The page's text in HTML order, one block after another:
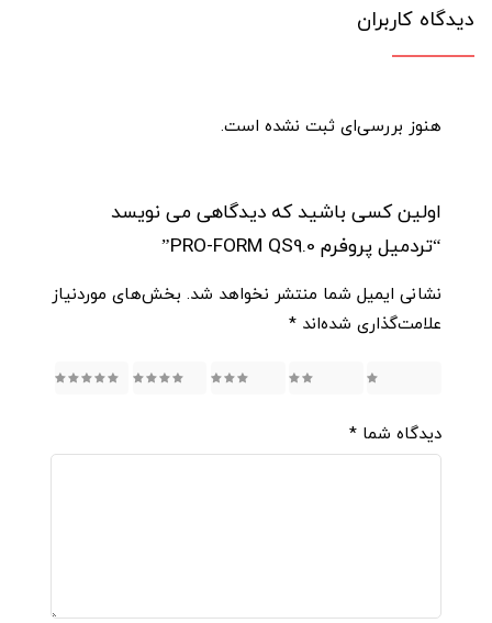
دیدگاه کاربران
هنوز بررسی‌ای ثبت نشده است.
اولین کسی باشید که دیدگاهی می نویسد
“تردمیل پروفرم PRO-FORM QS9.0”
نشانی ایمیل شما منتشر نخواهد شد. بخش‌های موردنیاز
علامت‌گذاری شده‌اند *
5
دیدگاه شما *